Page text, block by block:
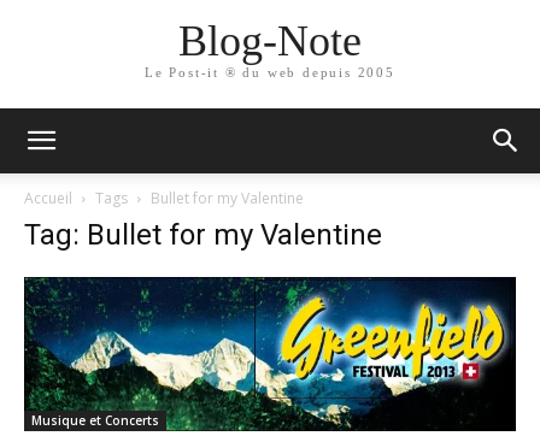
Blog-Note
Le Post-it ® du web depuis 2005
Accueil Tags Bullet for my Valentine
Tag: Bullet for my Valentine
Musique et Concerts